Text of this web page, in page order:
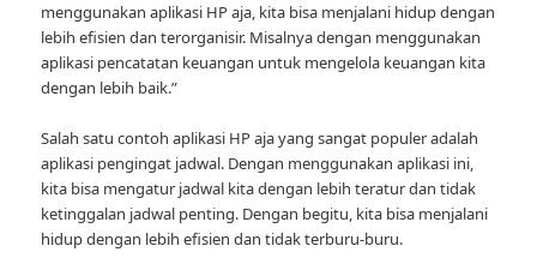
menggunakan aplikasi HP aja, kita bisa menjalani hidup dengan
lebih efisien dan terorganisir. Misalnya dengan menggunakan
aplikasi pencatatan keuangan untuk mengelola keuangan kita
dengan lebih baik.”
Salah satu contoh aplikasi HP aja yang sangat populer adalah
aplikasi pengingat jadwal. Dengan menggunakan aplikasi ini,
kita bisa mengatur jadwal kita dengan lebih teratur dan tidak
ketinggalan jadwal penting. Dengan begitu, kita bisa menjalani
hidup dengan lebih efisien dan tidak terburu-buru.